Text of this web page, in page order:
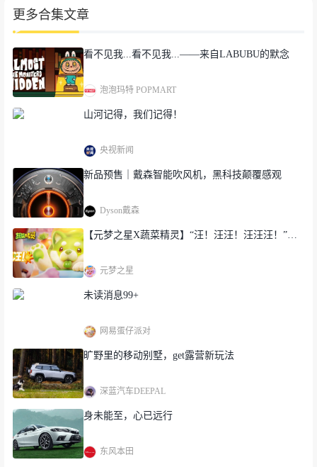
更多合集文章
看不见我...看不见我...——来自LABUBU的默念
泡泡玛特 POPMART
山河记得，我们记得！
央视新闻
新品预售｜戴森智能吹风机，黑科技颠覆感观
Dyson戴森
【元梦之星X蔬菜精灵】“汪！汪汪！汪汪汪！”…
元梦之星
未读消息99+
网易蛋仔派对
旷野里的移动别墅，get露营新玩法
深蓝汽车DEEPAL
身未能至，心已远行
东风本田